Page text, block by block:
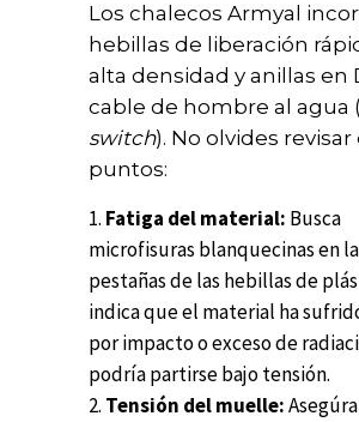
Los chalecos Armyal
hebillas de liberación
alta densidad y anillas en
cable de hombre al agua (
switch). No olvides revisar
puntos:
Fatiga del material: Busca
microfisuras blanquecinas en
pestañas de las hebillas de
indica que el material ha
por impacto o exceso de
podría partirse bajo tensión.
Tensión del muelle: